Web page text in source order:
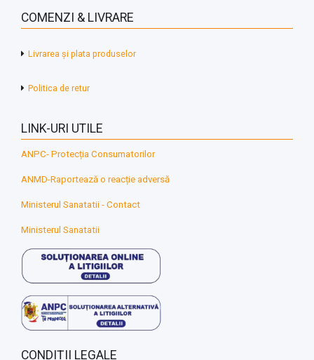
COMENZI & LIVRARE
Livrarea și plata produselor
Politica de retur
LINK-URI UTILE
ANPC- Protecția Consumatorilor
ANMD-Raportează o reacție adversă
Ministerul Sanatatii - Contact
Ministerul Sanatatii
CONDIȚII LEGALE